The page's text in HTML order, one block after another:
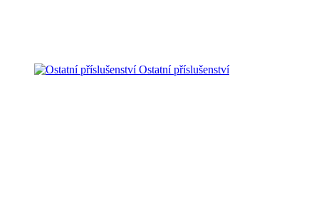
Ostatní příslušenství